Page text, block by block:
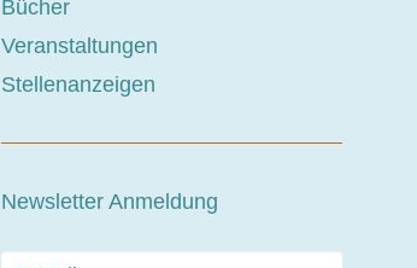
Bücher
Veranstaltungen
Stellenanzeigen
Newsletter Anmeldung